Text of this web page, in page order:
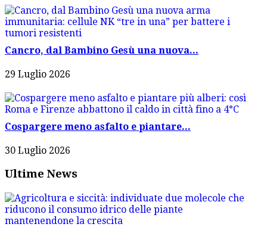
Cancro, dal Bambino Gesù una nuova...
29 Luglio 2026
Cospargere meno asfalto e piantare...
30 Luglio 2026
Ultime News